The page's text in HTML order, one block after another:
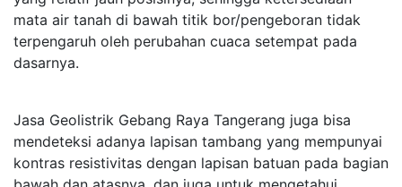
mata air tanah di bawah titik bor/pengeboran tidak
terpengaruh oleh perubahan cuaca setempat pada
dasarnya.
Jasa Geolistrik Gebang Raya Tangerang juga bisa
mendeteksi adanya lapisan tambang yang mempunyai
kontras resistivitas dengan lapisan batuan pada bagian